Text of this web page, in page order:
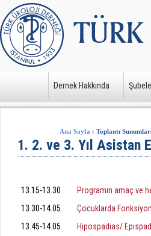
Dernek Hakkında
Ana Sayfa : Toplantı
1. 2. ve 3. Yıl Asistan
13.15-13.30
Programın amaç ve
13.30-14.05
Çocuklarda
13.45-14.05
Hipospadias/